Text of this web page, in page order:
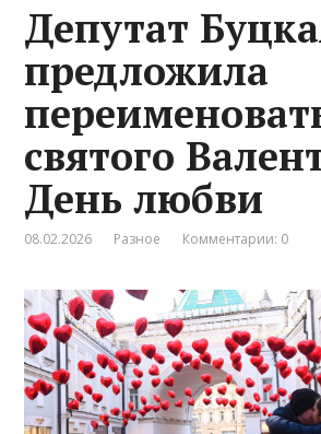
Депутат
предложила
святого
День любви
08.02.2026 Разное Комментарии: 0